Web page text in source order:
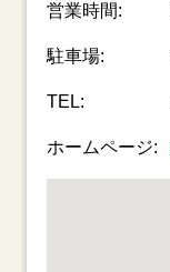
営業時間:
駐車場:
TEL:
ホームページ: